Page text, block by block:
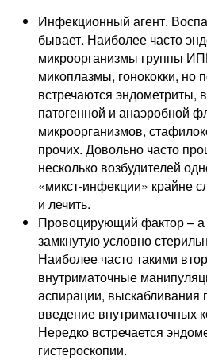
Инфекционный агент.
бывает. Наиболее часто
микроорганизмы группы
микоплазмы, гонококки, но
встречаются эндометриты,
патогенной и анаэробной
микроорганизмов,
прочих. Довольно часто
несколько возбудителей
«микст-инфекции» крайне
и лечить.
Провоцирующий фактор –
замкнутую условно
Наиболее часто такими
внутриматочные
аспирации, выскабливания
введение внутриматочных
Нередко встречается
гистероскопии.